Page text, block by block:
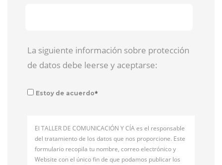
La siguiente información sobre protección
de datos debe leerse y aceptarse:
Estoy de acuerdo*
El TALLER DE COMUNICACIÓN Y CÍA es el responsable
del tratamiento de los datos que nos proporcione. Este
formulario recopila tu nombre, correo electrónico y
Website con el único fin de que podamos publicar los